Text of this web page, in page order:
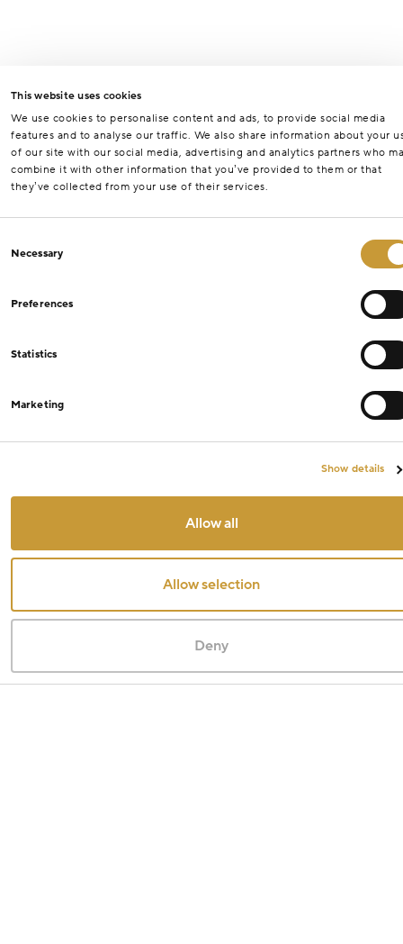
This website uses cookies
We use cookies to personalise content and ads, to provide social media
features and to analyse our traffic. We also share information about your
of our site with our social media, advertising and analytics partners who
combine it with other information that you’ve provided to them or that
they’ve collected from your use of their services.
Selection
Necessary
Preferences
Statistics
Marketing
Show details
Allow all
Allow selection
Deny